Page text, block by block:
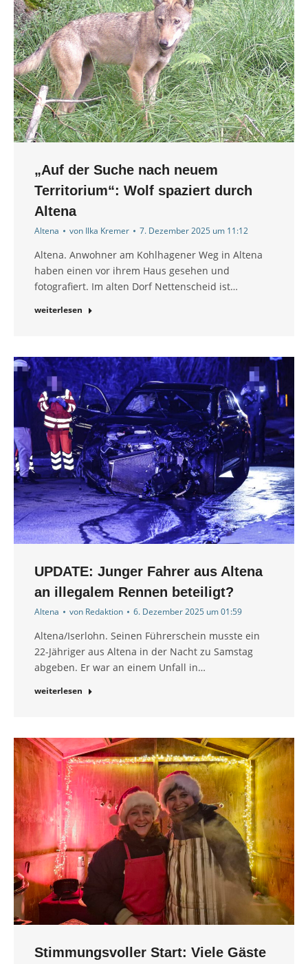
„Auf der Suche nach neuem
Territorium“: Wolf spaziert durch
Altena
Altena von Ilka Kremer 7. Dezember 2025 um 11:12
Altena. Anwohner am Kohlhagener Weg in Altena
haben einen vor ihrem Haus gesehen und
fotografiert. Im alten Dorf Nettenscheid ist…
weiterlesen
UPDATE: Junger Fahrer aus Altena
an illegalem Rennen beteiligt?
Altena von Redaktion 6. Dezember 2025 um 01:59
Altena/Iserlohn. Seinen Führerschein musste ein
22-Jähriger aus Altena in der Nacht zu Samstag
abgeben. Er war an einem Unfall in…
weiterlesen
Stimmungsvoller Start: Viele Gäste